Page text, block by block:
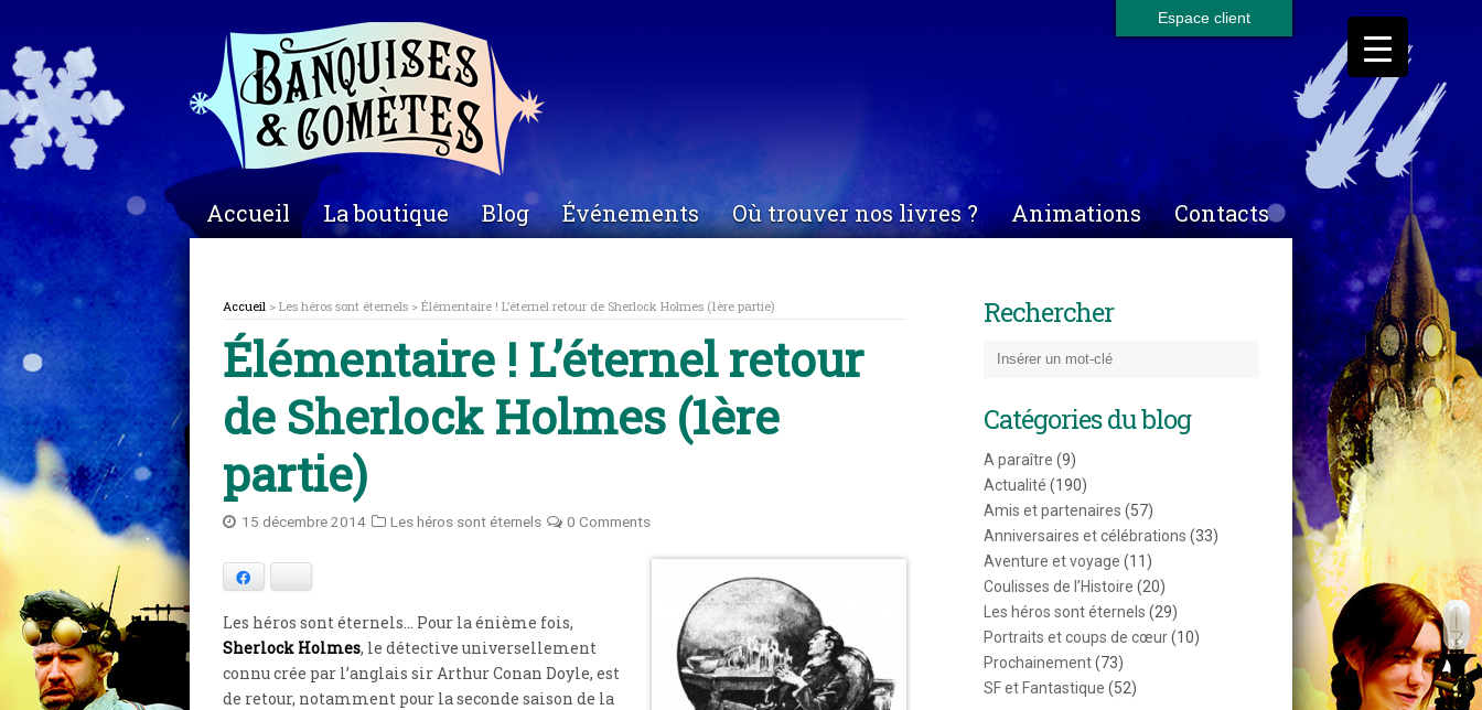
Espace client
Accueil La boutique Blog Événements Où trouver nos livres ? Animations Contacts
Accueil > Les héros sont éternels > Élémentaire ! L’éternel retour de Sherlock Holmes (1ère partie)
Élémentaire ! L’éternel retour
de Sherlock Holmes (1ère
partie)
15 décembre 2014 Les héros sont éternels 0 Comments
Les héros sont éternels… Pour la énième fois,
Sherlock Holmes, le détective universellement
connu crée par l’anglais sir Arthur Conan Doyle, est
de retour, notamment pour la seconde saison de la
Rechercher
Catégories du blog
A paraître (9)
Actualité (190)
Amis et partenaires (57)
Anniversaires et célébrations (33)
Aventure et voyage (11)
Coulisses de l’Histoire (20)
Les héros sont éternels (29)
Portraits et coups de cœur(10)
Prochainement(73)
SF et Fantastique (52)